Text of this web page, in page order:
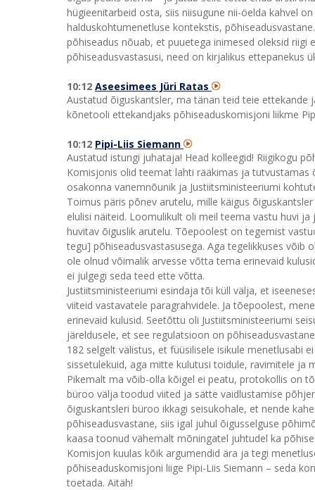
hügieenitarbeid osta, siis niisugune nii-öelda kahvel
halduskohtumenetluse kontekstis,
põhiseadus nõuab, et puuetega inimesed oleksid riigi
põhiseadusvastasusi, need on kirjalikus ettepanekus
10:12 Aseesimees Jüri Ratas
Austatud õiguskantsler, ma tänan teid teie ettekande
kõnetooli ettekandjaks põhiseaduskomisjoni liikme
10:12 Pipi-Liis Siemann
Austatud istungi juhataja! Head kolleegid! Riigikogu
Komisjonis olid teemat lahti rääkimas ja tutvustamas
osakonna vanemnõunik ja Justiitsministeeriumi
Toimus päris põnev arutelu, mille käigus
elulisi näiteid. Loomulikult oli meil teema vastu huvi
huvitav õiguslik arutelu. Tõepoolest on tegemist
tegu] põhiseadusvastasusega. Aga tegelikkuses
ole olnud võimalik arvesse võtta tema erinevaid
ei julgegi seda teed ette võtta.
Justiitsministeeriumi esindaja tõi küll välja, et
viiteid vastavatele paragrahvidele. Ja tõepoolest,
erinevaid kulusid. Seetõttu oli Justiitsministeeriumi
järeldusele, et see regulatsioon on
182 selgelt välistus, et füüsilisele isikule menetlusabi
sissetulekuid, aga mitte kulutusi toidule, ravimitele ja
Pikemalt ma võib-olla kõigel ei peatu, protokollis on
büroo välja toodud viited ja sätte vaidlustamise
õiguskantsleri büroo ikkagi seisukohale, et nende
põhiseadusvastane, siis igal juhul õigusselguse
kaasa toonud vähemalt mõningatel juhtudel ka
Komisjon kuulas kõik argumendid ära ja tegi
põhiseaduskomisjoni liige Pipi-Liis Siemann – seda
toetada. Aitäh!